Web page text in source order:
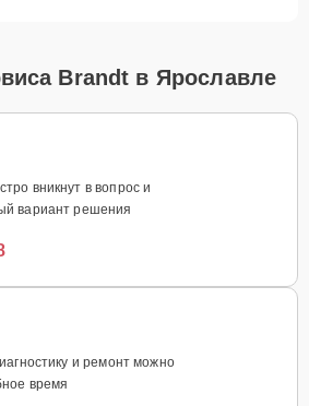
Brandt в Ярославле
вникнут в вопрос и
вариант решения
и ремонт можно
время